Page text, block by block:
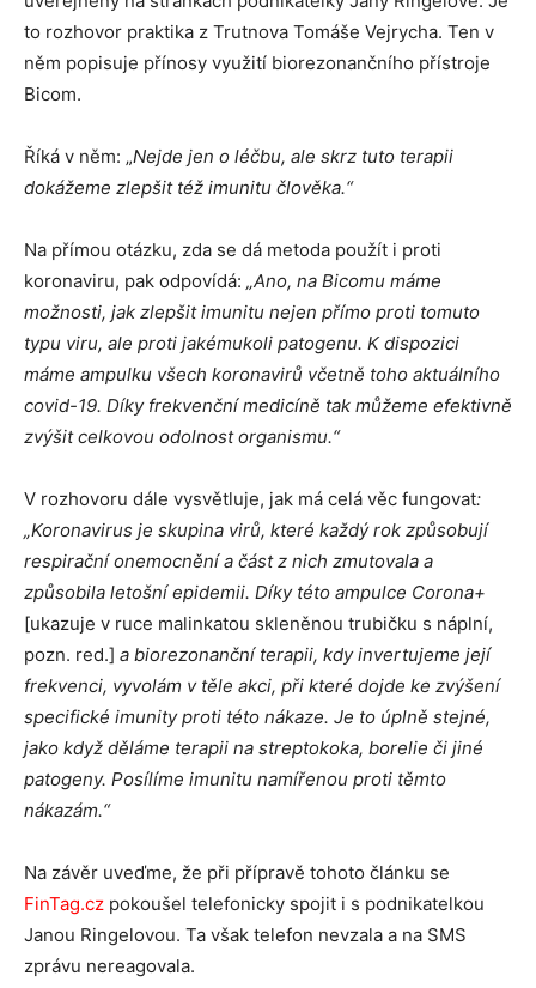
to rozhovor praktika z Trutnova Tomáše Vejrycha. Ten v
něm popisuje přínosy využití biorezonančního přístroje
Bicom.
Říká v něm: „Nejde jen o léčbu, ale skrz tuto terapii
dokážeme zlepšit též imunitu člověka.“
Na přímou otázku, zda se dá metoda použít i proti
koronaviru, pak odpovídá: „Ano, na Bicomu máme
možnosti, jak zlepšit imunitu nejen přímo proti tomuto
typu viru, ale proti jakémukoli patogenu. K dispozici
máme ampulku všech koronavirů včetně toho aktuálního
covid-19. Díky frekvenční medicíně tak můžeme efektivně
zvýšit celkovou odolnost organismu.“
V rozhovoru dále vysvětluje, jak má celá věc fungovat:
„Koronavirus je skupina virů, které každý rok způsobují
respirační onemocnění a část z nich zmutovala a
způsobila letošní epidemii. Díky této ampulce Corona+
[ukazuje v ruce malinkatou skleněnou trubičku s náplní,
pozn. red.] a biorezonanční terapii, kdy invertujeme její
frekvenci, vyvolám v těle akci, při které dojde ke zvýšení
specifické imunity proti této nákaze. Je to úplně stejné,
jako když děláme terapii na streptokoka, borelie či jiné
patogeny. Posílíme imunitu namířenou proti těmto
nákazám.“
Na závěr uveďme, že při přípravě tohoto článku se
FinTag.cz pokoušel telefonicky spojit i s podnikatelkou
Janou Ringelovou. Ta však telefon nevzala a na SMS
zprávu nereagovala.